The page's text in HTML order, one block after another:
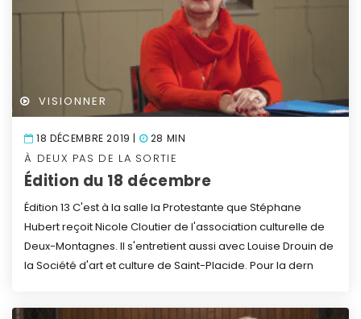
VISIONNER
18 DÉCEMBRE 2019 | 28 MIN
À DEUX PAS DE LA SORTIE
Édition du 18 décembre
Édition 13 C'est à la salle la Protestante que Stéphane
Hubert reçoit Nicole Cloutier de l'association culturelle de
Deux-Montagnes. Il s'entretient aussi avec Louise Drouin de
la Société d'art et culture de Saint-Placide. Pour la dern